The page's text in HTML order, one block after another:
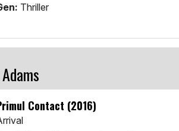
Thriller
Contact (2016)